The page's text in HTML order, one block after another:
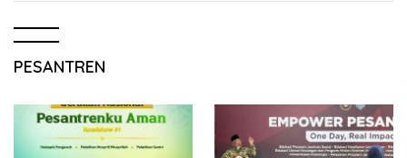
PESANTREN